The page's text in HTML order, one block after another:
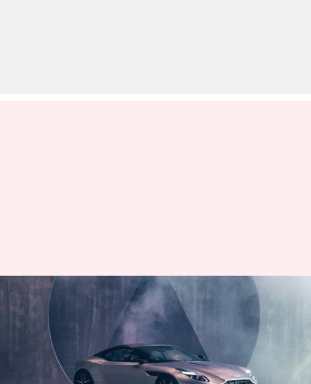
महिला विश्व कार ऑफ द ईयर की
विजेता गाड़ियों के नाम घोषित,
जानिए कौन-काैन जीता
दिनेश चंद शर्मा Jan 30, 2024 06:18 pm